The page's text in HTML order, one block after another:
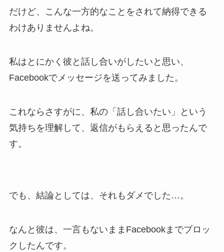
だけど、こんな一方的なことをされて納得できる
わけありませんよね。
私はとにかく彼と話し合いがしたいと思い、
Facebookでメッセージを送ってみました。
これならさすがに、私の「話し合いたい」という
気持ちを理解して、返信がもらえると思ったんで
す。
でも、結論としては、それもダメでした…。
なんと彼は、一言もないままFacebookまでブロッ
クしたんです。